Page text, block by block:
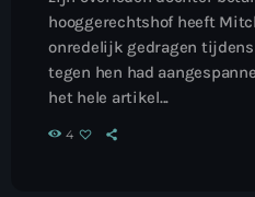
hooggerechtshof heeft
onredelijk gedragen
tegen hen had
het hele artikel...
4